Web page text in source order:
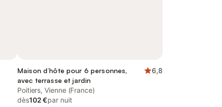
Maison d’hôte pour 6 personnes,
avec terrasse et jardin
6,8
Poitiers, Vienne (France)
dès102 €par nuit